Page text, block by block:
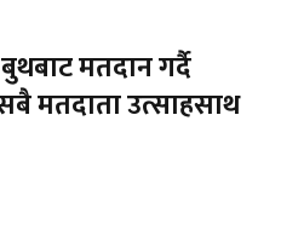
मतदान गर्दै
मतदाता उत्साहसाथ